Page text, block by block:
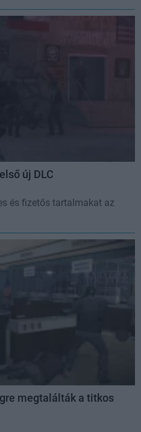
új DLC
és fizetős tartalmakat az
megtalálták a titkos